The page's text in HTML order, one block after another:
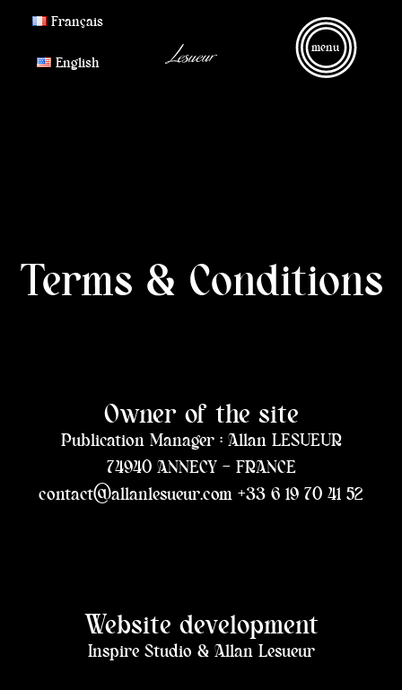
Français
English
menu
Terms & Conditions
Owner of the site
Publication Manager : Allan LESUEUR
74940 ANNECY – FRANCE
contact@allanlesueur.com +33 6 19 70 41 52
Website development
Inspire Studio & Allan Lesueur